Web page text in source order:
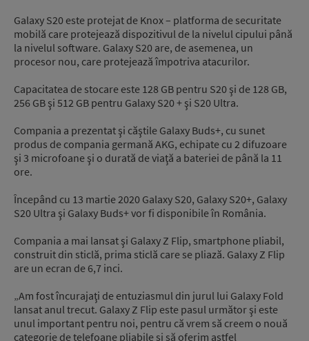
Galaxy S20 este protejat de Knox – platforma de securitate
mobilă care protejează dispozitivul de la nivelul cipului până
la nivelul software. Galaxy S20 are, de asemenea, un
procesor nou, care protejează împotriva atacurilor.
Capacitatea de stocare este 128 GB pentru S20 şi de 128 GB,
256 GB şi 512 GB pentru Galaxy S20 + şi S20 Ultra.
Compania a prezentat şi căştile Galaxy Buds+, cu sunet
produs de compania germană AKG, echipate cu 2 difuzoare
şi 3 microfoane şi o durată de viaţă a bateriei de până la 11
ore.
Începând cu 13 martie 2020 Galaxy S20, Galaxy S20+, Galaxy
S20 Ultra şi Galaxy Buds+ vor fi disponibile în România.
Compania a mai lansat şi Galaxy Z Flip, smartphone pliabil,
construit din sticlă, prima sticlă care se pliază. Galaxy Z Flip
are un ecran de 6,7 inci.
„Am fost încurajaţi de entuziasmul din jurul lui Galaxy Fold
lansat anul trecut. Galaxy Z Flip este pasul următor şi este
unul important pentru noi, pentru că vrem să creem o nouă
categorie de telefoane pliabile şi să oferim astfel